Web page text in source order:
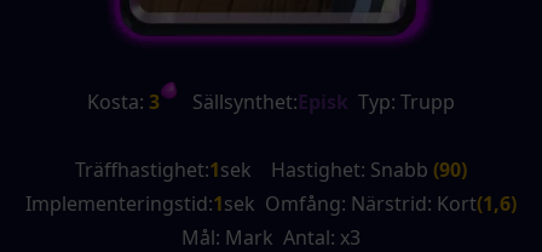
Kosta: 3 Sällsynthet:Episk Typ: Trupp
Träffhastighet:1sek    Hastighet: Snabb (90)
Implementeringstid:1sek  Omfång: Närstrid: Kort(1,6)
Mål: Mark  Antal: x3